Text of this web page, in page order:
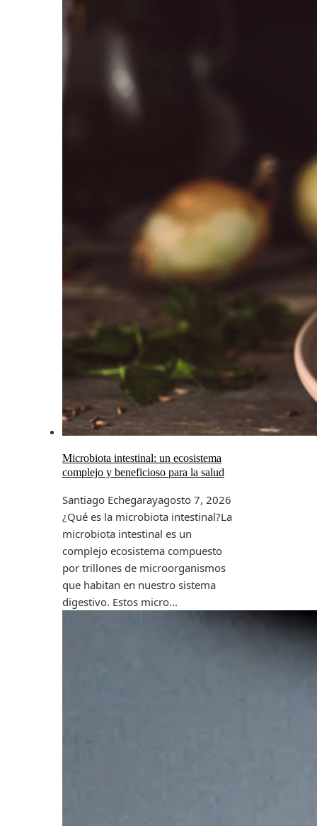
Microbiota intestinal: un ecosistema
complejo y beneficioso para la salud
Santiago Echegarayagosto 7, 2026
¿Qué es la microbiota intestinal?La
microbiota intestinal es un
complejo ecosistema compuesto
por trillones de microorganismos
que habitan en nuestro sistema
digestivo. Estos micro...